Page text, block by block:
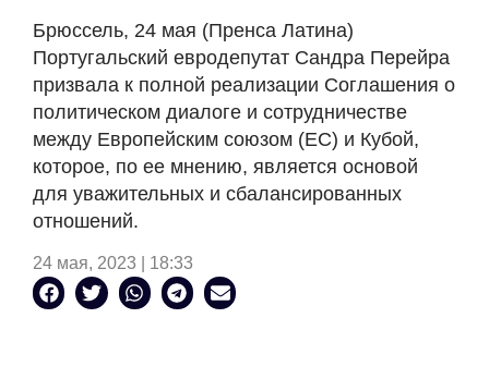
Брюссель, 24 мая (Пренса Латина)
Португальский евродепутат Сандра Перейра
призвала к полной реализации Соглашения о
политическом диалоге и сотрудничестве
между Европейским союзом (ЕС) и Кубой,
которое, по ее мнению, является основой
для уважительных и сбалансированных
отношений.
24 мая, 2023 | 18:33